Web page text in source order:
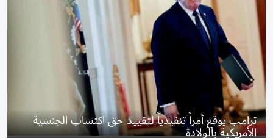
ترامب يوقع أمراً تنفيذياً لتقييد حق اكتساب الجنسية
الأمريكية بالولادة